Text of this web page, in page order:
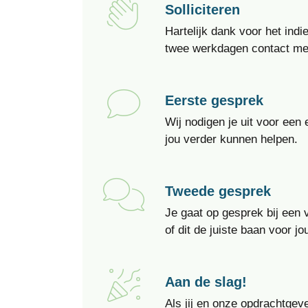
Solliciteren
Hartelijk dank voor het
twee werkdagen contact
Eerste gesprek
Wij nodigen je uit voor een
jou verder kunnen helpen.
Tweede gesprek
Je gaat op gesprek bij een
of dit de juiste baan voor
Aan de slag!
Als jij en onze